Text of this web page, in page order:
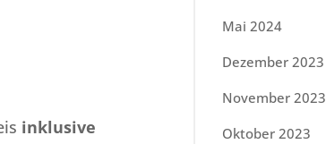
inklusive
Mai 2024
Dezember 2023
November 2023
Oktober 2023